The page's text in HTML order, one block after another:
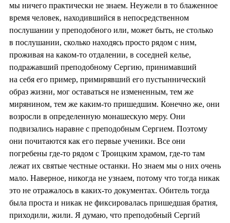
мы ничего практически не знаем. Неужели в то блаженное
время человек, находившийся в непосредственном
послушании у преподобного или, может быть, не столько
в послушании, сколько находясь просто рядом с ним,
проживая на каком-то отдалении, в соседней келье,
подражавший преподобному Сергию, принимавший
на себя его пример, примирявший его пустыннический
образ жизни, мог оставаться не измененным, тем же
мирянином, тем же каким-то пришедшим. Конечно же, они
возросли в определенную монашескую меру. Они
подвизались наравне с преподобным Сергием. Поэтому
они почитаются как его первые ученики. Все они
погребены где-то рядом с Троицким храмом, где-то там
лежат их святые честные останки. Но знаем мы о них очень
мало. Наверное, никогда не узнаем, потому что тогда никак
это не отражалось в каких-то документах. Обитель тогда
была проста и никак не фиксировалась пришедшая братия,
приходили, жили. Я думаю, что преподобный Сергий